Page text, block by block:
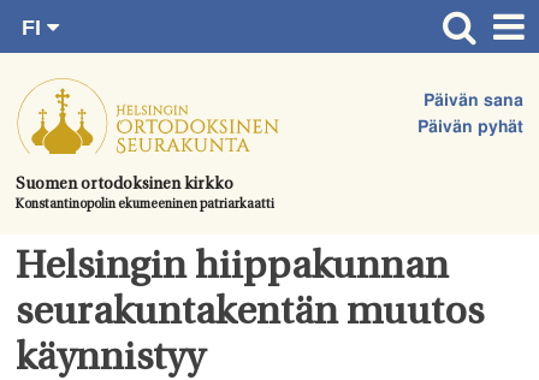
suoraan
sisältöön.
Suomen ortodoksinen kirkko
Konstantinopolin ekumeeninen patriarkaatti
Päivän sana
Päivän pyhät
FI
SV
EN
UA
Etusivu
Ajankohtaista
Juhlat & toimitukset
Kirkot
Apua & tukea
Tule mukaan
Helsingin hiippakunnan
seurakuntakentän muutos
käynnistyy